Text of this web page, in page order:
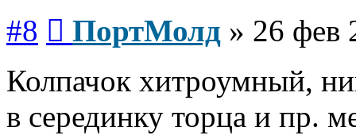
#8 ПортМолд » 26 фев
Колпачок хитроумный,
в серединку торца и пр.